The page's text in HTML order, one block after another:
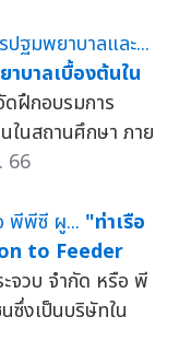
บาลเบื้องต้นใน
ฝึกอบรมการ
ในสถานศึกษา ภาย
66
"ท่าเรือ
to Feeder
จวบ จำกัด หรือ พี
ซึ่งเป็นบริษัทใน